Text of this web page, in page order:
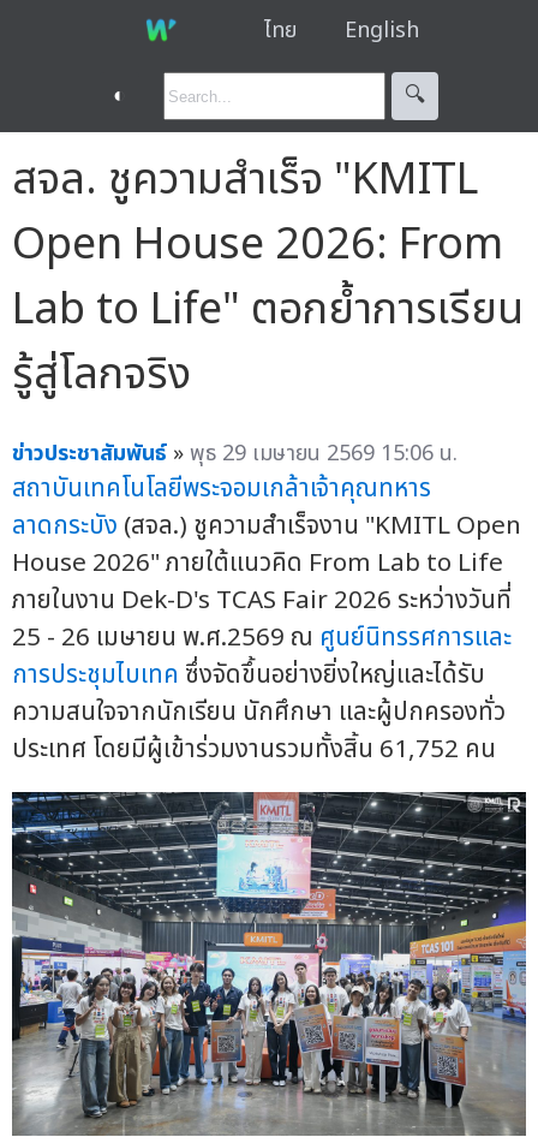
ไทย English
◐ 🔍︎
สจล. ชูความสำเร็จ "KMITL
Open House 2026: From
Lab to Life" ตอกย้ำการเรียน
รู้สู่โลกจริง
ข่าวประชาสัมพันธ์ »พุธ 29 เมษายน 2569 15:06 น.
สถาบันเทคโนโลยีพระจอมเกล้าเจ้าคุณทหาร
ลาดกระบัง (สจล.) ชูความสำเร็จงาน "KMITL Open
House 2026" ภายใต้แนวคิด From Lab to Life
ภายในงาน Dek-D's TCAS Fair 2026 ระหว่างวันที่
25 - 26 เมษายน พ.ศ.2569 ณ ศูนย์นิทรรศการและ
การประชุมไบเทค ซึ่งจัดขึ้นอย่างยิ่งใหญ่และได้รับ
ความสนใจจากนักเรียน นักศึกษา และผู้ปกครองทั่ว
ประเทศ โดยมีผู้เข้าร่วมงานรวมทั้งสิ้น 61,752 คน